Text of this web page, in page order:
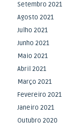
Setembro 2021
Agosto 2021
Julho 2021
Junho 2021
Maio 2021
Abril 2021
Março 2021
Fevereiro 2021
Janeiro 2021
Outubro 2020